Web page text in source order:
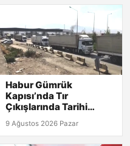
Habur Gümrük
Kapısı’nda Tır
Çıkışlarında Tarihi
Rekor! 2026 Günlük
Verileri Açıklandı!
9 Ağustos 2026 Pazar